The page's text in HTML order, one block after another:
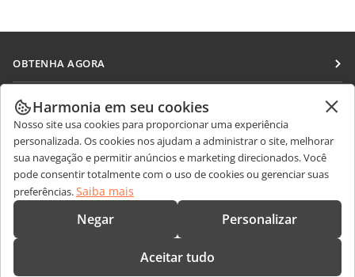
OBTENHA AGORA
Docs
DocSpace
Workspace
Conectores
Aplicativos para desktop
Aplicativos móveis
COLABORAR
Para colaboradores
Para tradutores
Para influenciadores
Vagas
RECEBA NOTÍCIAS
Blog
OBTER AJUDA
Fórum
Cursos de treinamento
CONTATE-NOS
Perguntas sobre vendas
sales@onlyoffice.com
Harmonia em seu cookies
Nosso site usa cookies para proporcionar uma experiência
personalizada. Os cookies nos ajudam a administrar o site, melhorar
sua navegação e permitir anúncios e marketing direcionados. Você
pode consentir totalmente com o uso de cookies ou gerenciar suas
preferências.Saiba mais
Negar Personalizar
Aceitar tudo